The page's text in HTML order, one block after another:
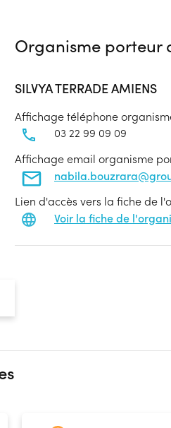
Organisme porteur
SILVYA TERRADE AMIENS
Affichage téléphone
03 22 99 09 09
Affichage email organisme
Lien d'accès vers la fiche de
Voir la fiche de